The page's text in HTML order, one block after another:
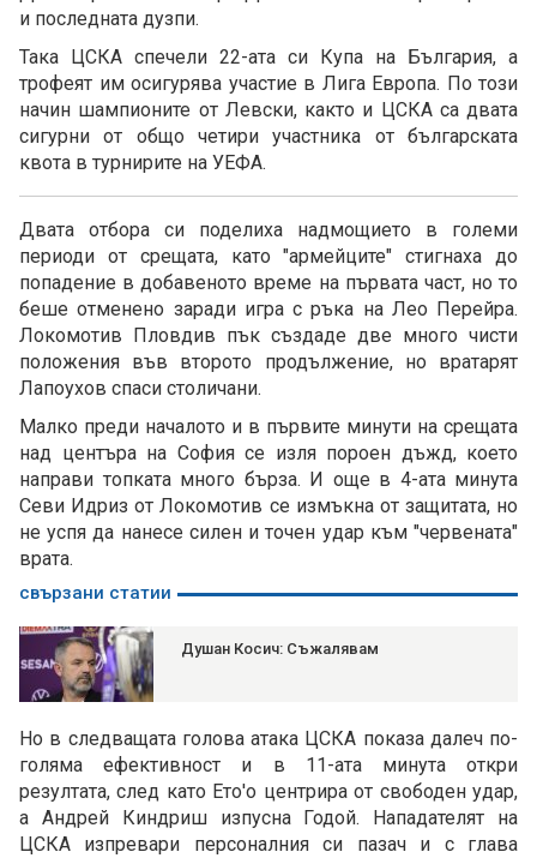
и последната дузпи.
Така ЦСКА спечели 22-ата си Купа на България, а
трофеят им осигурява участие в Лига Европа. По този
начин шампионите от Левски, както и ЦСКА са двата
сигурни от общо четири участника от българската
квота в турнирите на УЕФА.
Двата отбора си поделиха надмощието в големи
периоди от срещата, като "армейците" стигнаха до
попадение в добавеното време на първата част, но то
беше отменено заради игра с ръка на Лео Перейра.
Локомотив Пловдив пък създаде две много чисти
положения във второто продължение, но вратарят
Лапоухов спаси столичани.
Малко преди началото и в първите минути на срещата
над центъра на София се изля пороен дъжд, което
направи топката много бърза. И още в 4-ата минута
Севи Идриз от Локомотив се измъкна от защитата, но
не успя да нанесе силен и точен удар към "червената"
врата.
свързани статии
Душан Косич: Съжалявам
Но в следващата голова атака ЦСКА показа далеч по-
голяма ефективност и в 11-ата минута откри
резултата, след като Ето'о центрира от свободен удар,
а Андрей Киндриш изпусна Годой. Нападателят на
ЦСКА изпревари персоналния си пазач и с глава